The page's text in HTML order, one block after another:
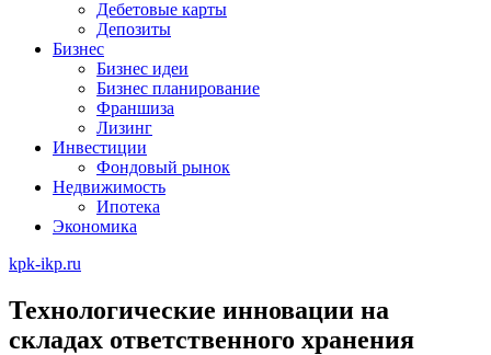
Дебетовые карты
Депозиты
Бизнес
Бизнес идеи
Бизнес планирование
Франшиза
Лизинг
Инвестиции
Фондовый рынок
Недвижимость
Ипотека
Экономика
kpk-ikp.ru
Технологические инновации на
складах ответственного хранения